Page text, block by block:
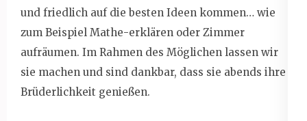
und friedlich auf die besten Ideen kommen… wie
zum Beispiel Mathe-erklären oder Zimmer
aufräumen. Im Rahmen des Möglichen lassen wir
sie machen und sind dankbar, dass sie abends ihre
Brüderlichkeit genießen.